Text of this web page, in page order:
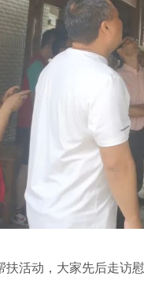
活动，大家先后走访